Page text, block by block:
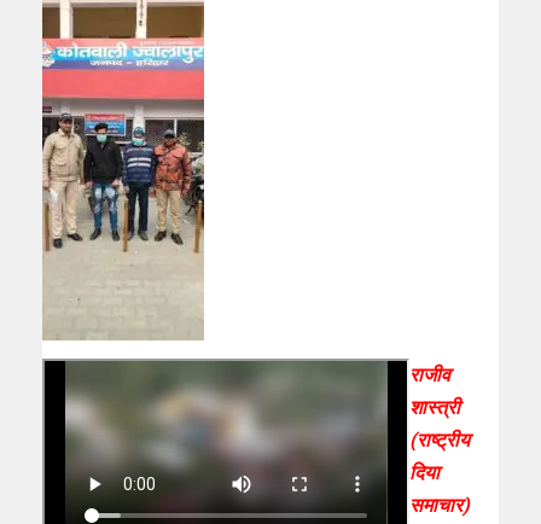
राजीव
शास्त्री
(राष्ट्रीय
दिया
समाचार)